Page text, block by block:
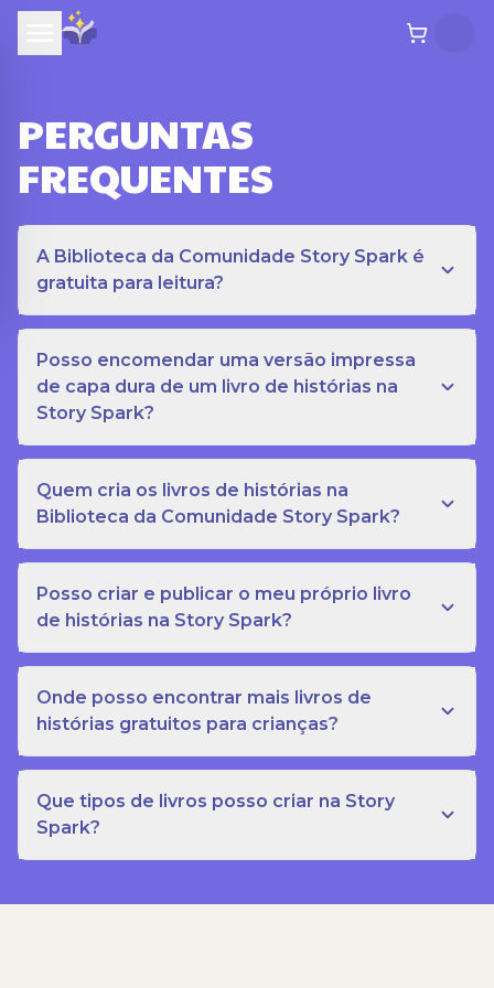
PERGUNTAS
FREQUENTES
A Biblioteca da Comunidade Story Spark é
gratuita para leitura?
Posso encomendar uma versão impressa
de capa dura de um livro de histórias na
Story Spark?
Quem cria os livros de histórias na
Biblioteca da Comunidade Story Spark?
Posso criar e publicar o meu próprio livro
de histórias na Story Spark?
Onde posso encontrar mais livros de
histórias gratuitos para crianças?
Que tipos de livros posso criar na Story
Spark?